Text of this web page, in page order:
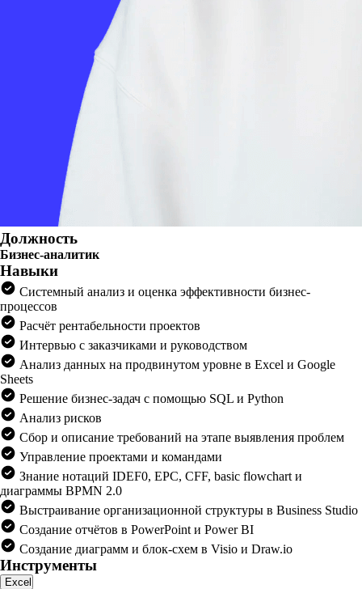
Должность
Бизнес-аналитик
Навыки
Системный анализ и оценка эффективности бизнес-
процессов
Расчёт рентабельности проектов
Интервью с заказчиками и руководством
Анализ данных на продвинутом уровне в Excel и Google
Sheets
Решение бизнес-задач с помощью SQL и Python
Анализ рисков
Сбор и описание требований на этапе выявления проблем
Управление проектами и командами
Знание нотаций IDEF0, EPC, CFF, basic flowchart и
диаграммы BPMN 2.0
Выстраивание организационной структуры в Business Studio
Создание отчётов в PowerPoint и Power BI
Создание диаграмм и блок-схем в Visio и Draw.io
Инструменты
Excel